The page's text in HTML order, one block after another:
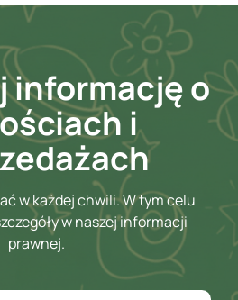
informację o
i
w każdej chwili. W tym celu
w naszej informacji
prawnej.